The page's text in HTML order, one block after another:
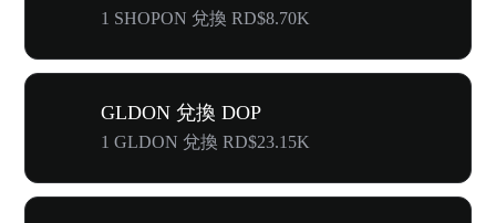
1 SHOPON 兌換 RD$8.70K
GLDON 兌換 DOP
1 GLDON 兌換 RD$23.15K